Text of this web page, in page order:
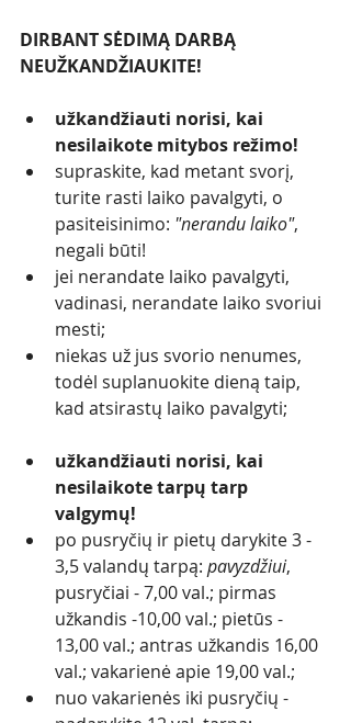
DIRBANT SĖDIMĄ DARBĄ
NEUŽKANDŽIAUKITE!
užkandžiauti norisi, kai
nesilaikote mitybos režimo!
supraskite, kad metant svorį,
turite rasti laiko pavalgyti, o
pasiteisinimo: "nerandu laiko",
negali būti!
jei nerandate laiko pavalgyti,
vadinasi, nerandate laiko svoriui
mesti;
niekas už jus svorio nenumes,
todėl suplanuokite dieną taip,
kad atsirastų laiko pavalgyti;
užkandžiauti norisi, kai
nesilaikote tarpų tarp
valgymų!
po pusryčių ir pietų darykite 3 -
3,5 valandų tarpą: pavyzdžiui,
pusryčiai - 7,00 val.; pirmas
užkandis -10,00 val.; pietūs -
13,00 val.; antras užkandis 16,00
val.; vakarienė apie 19,00 val.;
nuo vakarienės iki pusryčių -